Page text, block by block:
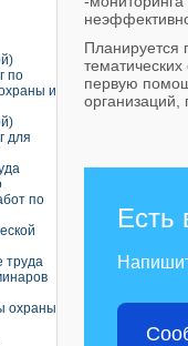
по
и
для
по
труда
охраны
Планируется
первую
организаций,
Есть